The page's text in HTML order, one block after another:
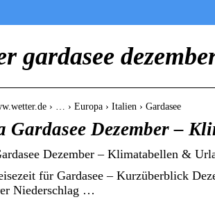
gardasee
› … › Europa › Italien › Gardasee
Gardasee Dezember –
Dezember – Klimatabellen &
für Gardasee – Kurzüberblick
Niederschlag …